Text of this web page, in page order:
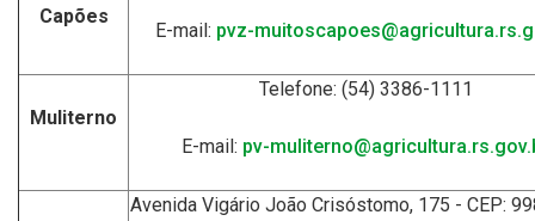
Capões
E-mail: pvz-
Muliterno
Telefone: (54) 3386-1111
E-mail: pv-
Avenida Vigário João Crisóstomo, 175 - CEP: